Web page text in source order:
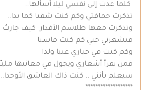
كلما عدت إلى نفسي ليلا أسألها..
تذكرت حماقتي وكم كنت شقيا كما بدا..
وتذكرت معها طلاسم الأقدار كيف جارتْ
فيشعرني حبي كم كنت قاسيا
وكم كنت في خياري غبيا ولدا
فمن يقرأ أشعاري ويجول في معانيها
سيعلم بأنني .. كنت ذاك العاشق الأوحدا..
*******************